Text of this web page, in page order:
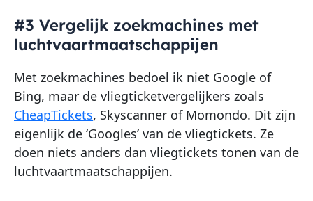
#3 Vergelijk zoekmachines met
luchtvaartmaatschappijen
Met zoekmachines bedoel ik niet Google of
Bing, maar de vliegticketvergelijkers zoals
CheapTickets, Skyscanner of Momondo. Dit zijn
eigenlijk de ‘Googles’ van de vliegtickets. Ze
doen niets anders dan vliegtickets tonen van de
luchtvaartmaatschappijen.